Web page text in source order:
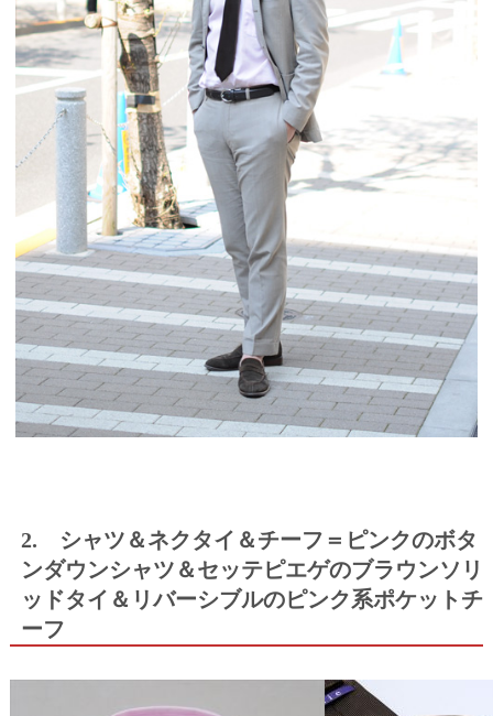
2. シャツ＆ネクタイ＆チーフ＝ピンクのボタ
ンダウンシャツ＆セッテピエゲのブラウンソリ
ッドタイ＆リバーシブルのピンク系ポケットチ
ーフ